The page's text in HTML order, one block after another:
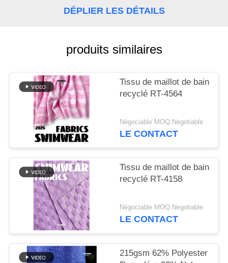
DU
SITE
PRIVACY
POLICY
DÉPLIER LES DÉTAILS
produits similaires
Tissu de maillot de bain
recyclé RT-4564
Négociable MOQ:Negotiable
LE CONTACT
Tissu de maillot de bain
recyclé RT-4158
Négociable MOQ:Negotiable
LE CONTACT
215gsm 62% Polyester